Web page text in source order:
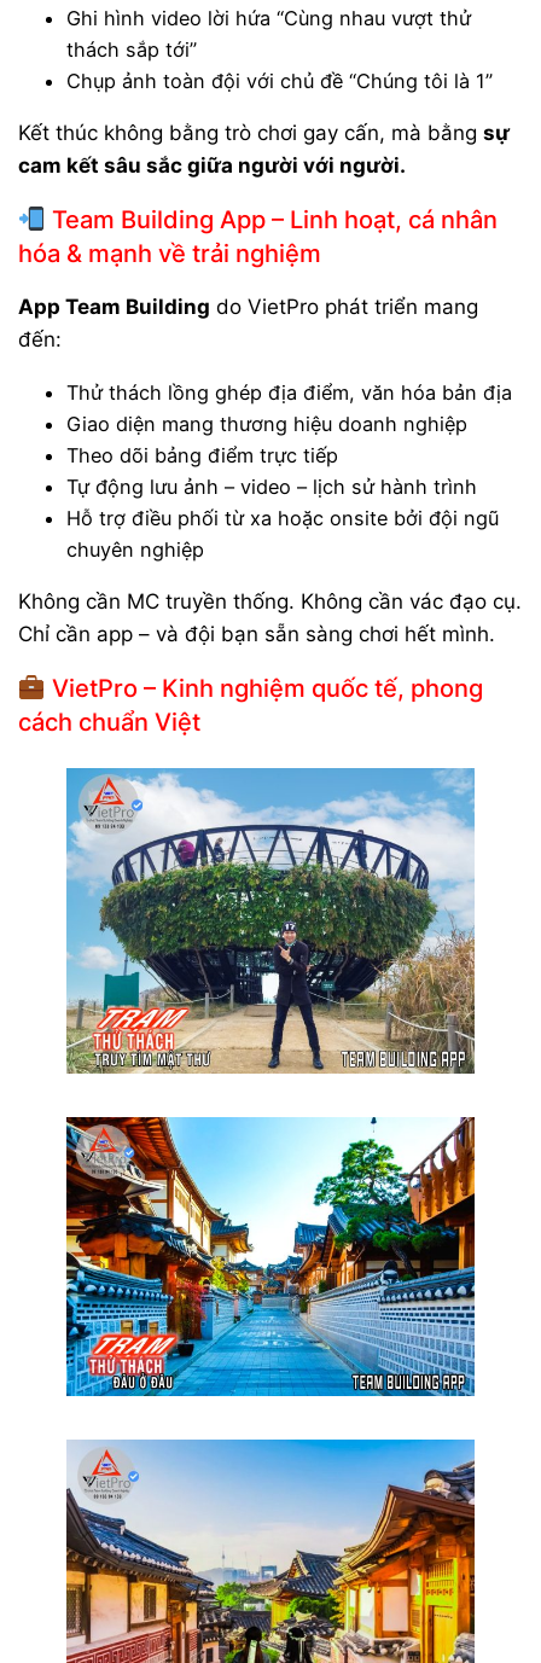
Ghi hình video lời hứa “Cùng nhau vượt thử
thách sắp tới”
Chụp ảnh toàn đội với chủ đề “Chúng tôi là 1”
Kết thúc không bằng trò chơi gay cấn, mà bằngsự
cam kết sâu sắc giữa người với người.
Team Building App – Linh hoạt, cá nhân
hóa & mạnh về trải nghiệm
App Team Building do VietPro phát triển mang
đến:
Thử thách lồng ghép địa điểm, văn hóa bản địa
Giao diện mang thương hiệu doanh nghiệp
Theo dõi bảng điểm trực tiếp
Tự động lưu ảnh – video – lịch sử hành trình
Hỗ trợ điều phối từ xa hoặc onsite bởi đội ngũ
chuyên nghiệp
Không cần MC truyền thống. Không cần vác đạo cụ.
Chỉ cần app – và đội bạn sẵn sàng chơi hết mình.
VietPro – Kinh nghiệm quốc tế, phong
cách chuẩn Việt